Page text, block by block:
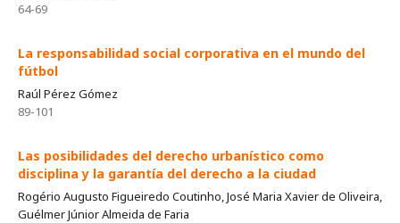
64-69
La responsabilidad social corporativa en el mundo del
fútbol
Raúl Pérez Gómez
89-101
Las posibilidades del derecho urbanístico como
disciplina y la garantía del derecho a la ciudad
Rogério Augusto Figueiredo Coutinho, José Maria Xavier de Oliveira,
Guélmer Júnior Almeida de Faria